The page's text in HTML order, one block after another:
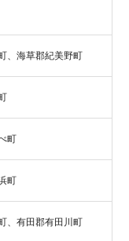
、海草郡紀美野町
町
町
、有田郡有田川町